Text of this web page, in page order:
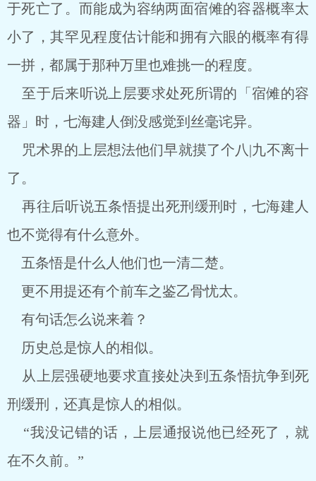
于死亡了。而能成为容纳两面宿傩的容器概率太
小了，其罕见程度估计能和拥有六眼的概率有得
一拼，都属于那种万里也难挑一的程度。
至于后来听说上层要求处死所谓的「宿傩的容
器」时，七海建人倒没感觉到丝毫诧异。
咒术界的上层想法他们早就摸了个八|九不离十
了。
再往后听说五条悟提出死刑缓刑时，七海建人
也不觉得有什么意外。
五条悟是什么人他们也一清二楚。
更不用提还有个前车之鉴乙骨忧太。
有句话怎么说来着？
历史总是惊人的相似。
从上层强硬地要求直接处决到五条悟抗争到死
刑缓刑，还真是惊人的相似。
“我没记错的话，上层通报说他已经死了，就
在不久前。”